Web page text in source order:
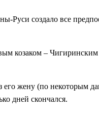
Руси создало все
козаком –
его жену (по некоторым
дней скончался.